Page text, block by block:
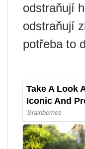
odstraňují
odstraňují
potřeba to